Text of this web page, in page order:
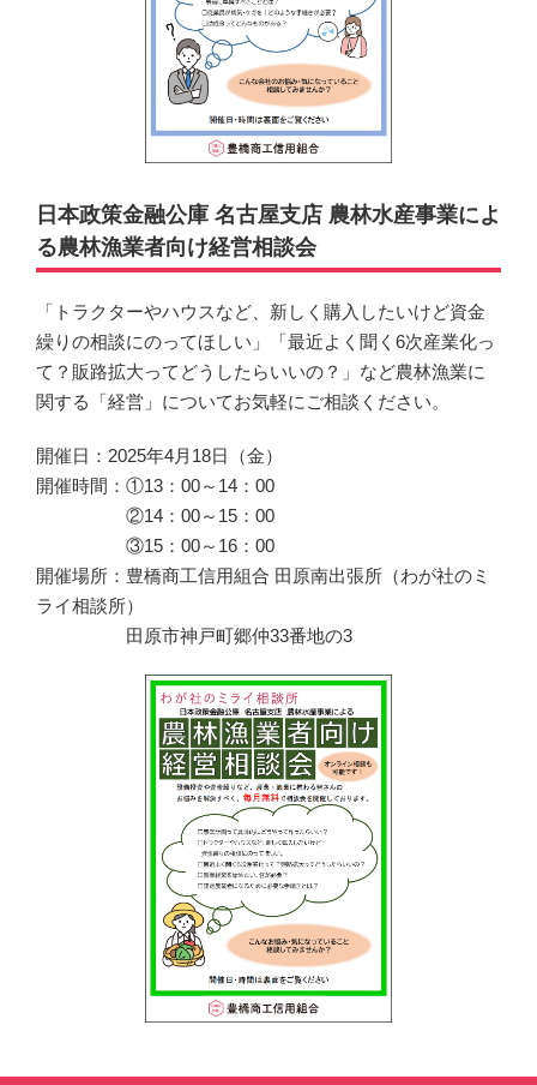
日本政策金融公庫 名古屋支店 農林水産事業によ
る農林漁業者向け経営相談会
「トラクターやハウスなど、新しく購入したいけど資金
繰りの相談にのってほしい」「最近よく聞く6次産業化っ
て？販路拡大ってどうしたらいいの？」など農林漁業に
関する「経営」についてお気軽にご相談ください。
開催日：2025年4月18日（金）
開催時間：①13：00～14：00
②14：00～15：00
③15：00～16：00
開催場所：豊橋商工信用組合 田原南出張所（わが社のミ
ライ相談所）
田原市神戸町郷仲33番地の3